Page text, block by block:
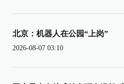
北京：机器人在公园“上岗”
2026-08-07 03:10